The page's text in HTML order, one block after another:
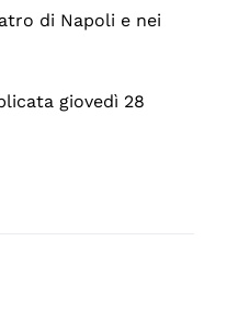
di Napoli e nei
giovedì 28